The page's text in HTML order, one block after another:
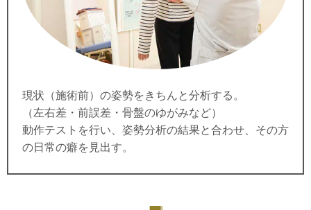
現状（施術前）の姿勢をきちんと分析する。
（左右差・前誤差・骨盤のゆがみなど）
動作テストを行い、姿勢分析の結果と合わせ、その方
の日常の癖を見出す。